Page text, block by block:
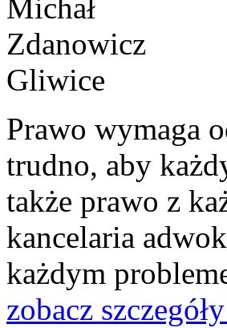
Prawo wymaga
trudno, aby
także prawo z
kancelaria
każdym
zobacz